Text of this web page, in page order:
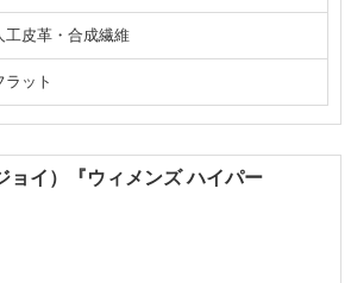
工皮革・合成繊維
ラット
ョイ）『ウィメンズ ハイパー